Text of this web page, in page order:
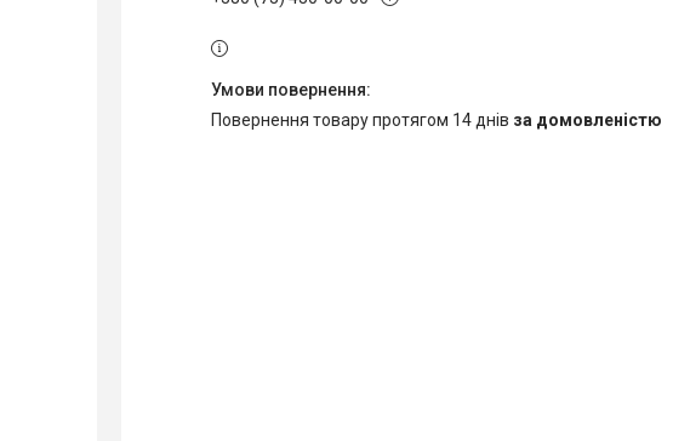
повернення товару протягом 14 днів за домовленістю